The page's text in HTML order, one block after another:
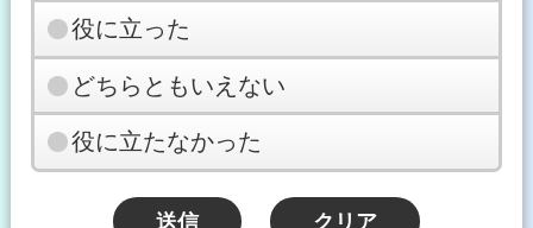
役に立った
どちらともいえない
役に立たなかった